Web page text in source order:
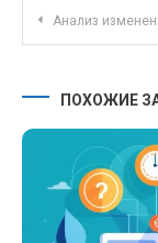
Анализ изменений в налоговом законодательстве,
ПОХОЖИЕ